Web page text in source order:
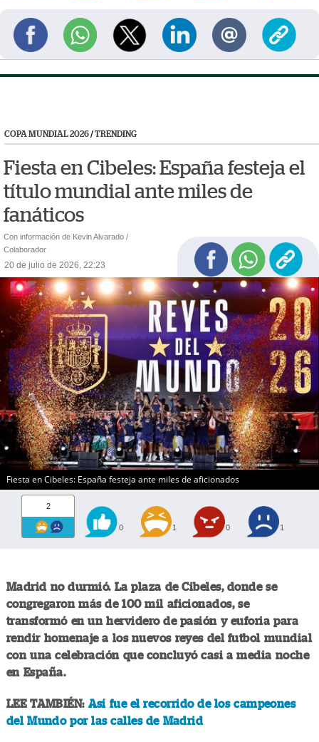
COPA MUNDIAL 2026/TRENDING
Fiesta en Cibeles: España festeja el
título mundial ante miles de
fanáticos
Con información de Kevin Alvarado /
Colaborador
20 de julio de 2026, 22:23
Fiesta en Cibeles: España festeja ante miles de aficionados
2
0 1 0 1
Madrid no durmió. La plaza de Cibeles, donde se
congregaron más de 100 mil aficionados, se
transformó en un hervidero de pasión y euforia para
rendir homenaje a los nuevos reyes del futbol mundial
con una celebración que concluyó casi a media noche
en España.
LEE TAMBIÉN: Así fue el recorrido de los campeones
del Mundo por las calles de Madrid